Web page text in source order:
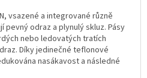
vsazené a integrované různě
pevný odraz a plynulý skluz. Pásy
nebo ledovatých tratích
Díky jedinečné teflonové
nasákavost a následné